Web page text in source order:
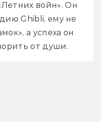
войн». Он
Ghibli, ему не
а успеха он
от души.